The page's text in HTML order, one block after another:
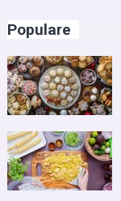
Populare